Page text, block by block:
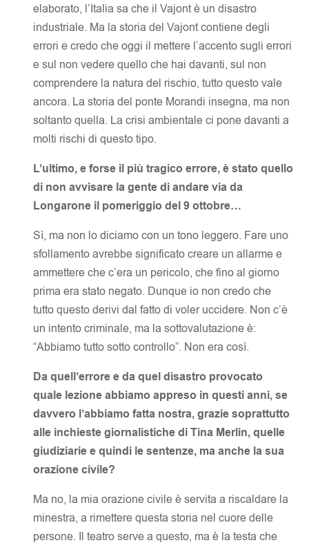
elaborato, l’Italia sa che il Vajont è un disastro
industriale. Ma la storia del Vajont contiene degli
errori e credo che oggi il mettere l’accento sugli errori
e sul non vedere quello che hai davanti, sul non
comprendere la natura del rischio, tutto questo vale
ancora. La storia del ponte Morandi insegna, ma non
soltanto quella. La crisi ambientale ci pone davanti a
molti rischi di questo tipo.
L’ultimo, e forse il più tragico errore, è stato quello
di non avvisare la gente di andare via da
Longarone il pomeriggio del 9 ottobre…
Sì, ma non lo diciamo con un tono leggero. Fare uno
sfollamento avrebbe significato creare un allarme e
ammettere che c’era un pericolo, che fino al giorno
prima era stato negato. Dunque io non credo che
tutto questo derivi dal fatto di voler uccidere. Non c’è
un intento criminale, ma la sottovalutazione è:
“Abbiamo tutto sotto controllo”. Non era così.
Da quell’errore e da quel disastro provocato
quale lezione abbiamo appreso in questi anni, se
davvero l’abbiamo fatta nostra, grazie soprattutto
alle inchieste giornalistiche di Tina Merlin, quelle
giudiziarie e quindi le sentenze, ma anche la sua
orazione civile?
Ma no, la mia orazione civile è servita a riscaldare la
minestra, a rimettere questa storia nel cuore delle
persone. Il teatro serve a questo, ma è la testa che